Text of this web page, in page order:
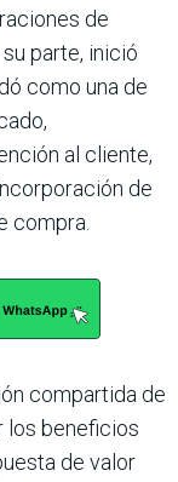
de
parte, inició
como una de
al cliente,
de
compra.
compartida de
los beneficios
de valor